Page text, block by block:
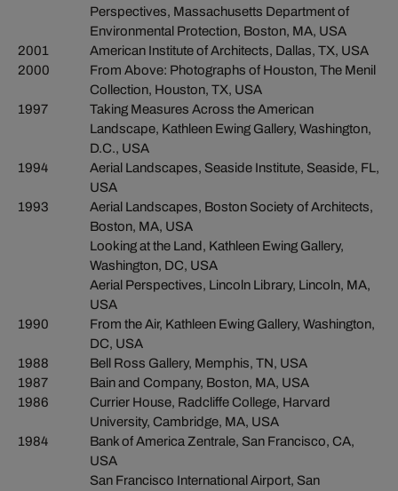
Perspectives, Massachusetts Department of
Environmental Protection, Boston, MA, USA
2001
American Institute of Architects, Dallas, TX, USA
2000
From Above: Photographs of Houston, The Menil
Collection, Houston, TX, USA
1997
Taking Measures Across the American
Landscape, Kathleen Ewing Gallery, Washington,
D.C., USA
1994
Aerial Landscapes, Seaside Institute, Seaside, FL,
USA
1993
Aerial Landscapes, Boston Society of Architects,
Boston, MA, USA
Looking at the Land, Kathleen Ewing Gallery,
Washington, DC, USA
Aerial Perspectives, Lincoln Library, Lincoln, MA,
USA
1990
From the Air, Kathleen Ewing Gallery, Washington,
DC, USA
1988
Bell Ross Gallery, Memphis, TN, USA
1987
Bain and Company, Boston, MA, USA
1986
Currier House, Radcliffe College, Harvard
University, Cambridge, MA, USA
1984
Bank of America Zentrale, San Francisco, CA,
USA
San Francisco International Airport, San